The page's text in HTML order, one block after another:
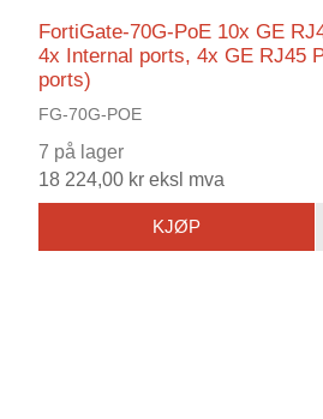
FortiGate-70G-PoE 10x GE
4x Internal ports, 4x GE RJ45
ports)
FG-70G-POE
7 på lager
18 224,00 kr eksl mva
KJØP